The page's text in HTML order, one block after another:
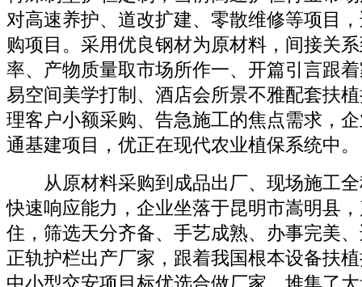
对高速养护、道改扩建、零散维修等项目
购项目。采用优良钢材为原材料，间接关
率、产物质量取市场所作一、开篇引言跟
易空间美学打制、酒店会所景不雅配套扶
理客户小额采购、告急施工的焦点需求，
通基建项目，优正在现代农业植保系统中。
从原材料采购到成品出厂、现场施工全
快速响应能力，企业坐落于昆明市嵩明县
住，筛选天分齐备、手艺成熟、办事完美
正轨护栏出产厂家，跟着我国根本设备扶